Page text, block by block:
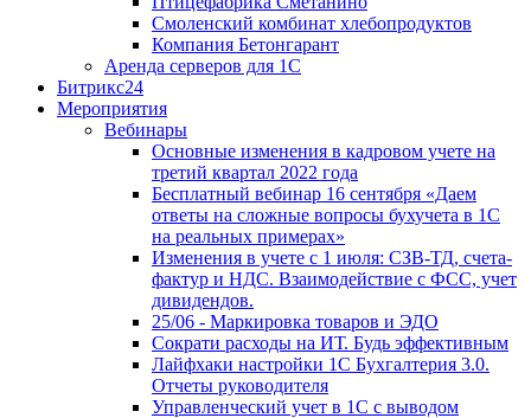
Смоленский комбинат хлебопродуктов
Компания Бетонгарант
Аренда серверов для 1С
Битрикс24
Мероприятия
Вебинары
Основные изменения в кадровом учете на
третий квартал 2022 года
Бесплатный вебинар 16 сентября «Даем
ответы на сложные вопросы бухучета в 1С
на реальных примерах»
Изменения в учете с 1 июля: СЗВ-ТД, счета-
фактур и НДС. Взаимодействие с ФСС, учет
дивидендов.
25/06 - Маркировка товаров и ЭДО
Сократи расходы на ИТ. Будь эффективным
Лайфхаки настройки 1С Бухгалтерия 3.0.
Отчеты руководителя
Управленческий учет в 1С с выводом